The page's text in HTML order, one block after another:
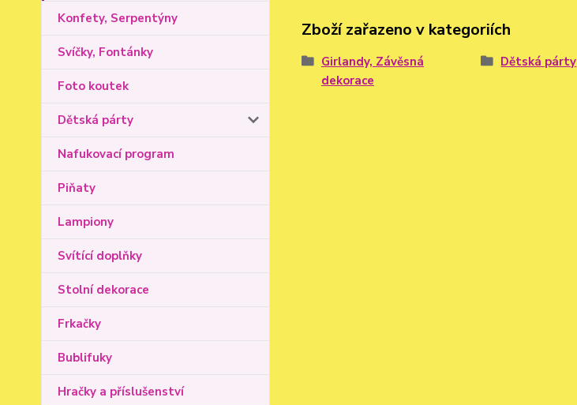
Konfety, Serpentýny
Svíčky, Fontánky
Foto koutek
Dětská párty
Nafukovací program
Piňaty
Lampiony
Svítící doplňky
Stolní dekorace
Frkačky
Bublifuky
Hračky a příslušenství
Zboží zařazeno v kategoriích
Girlandy, Závěsná
dekorace
Dětská párty